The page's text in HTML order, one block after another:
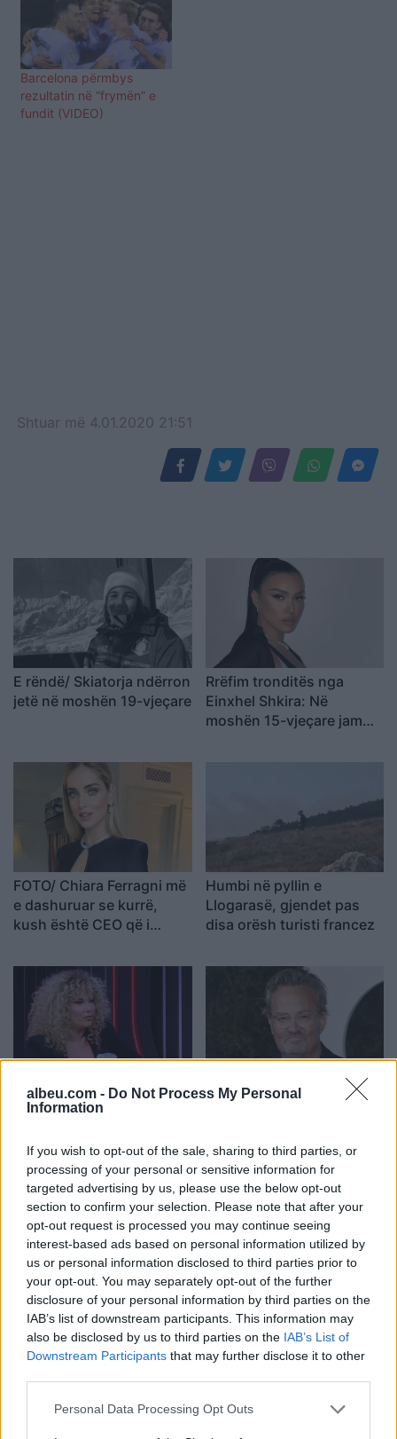
albeu.com - Do Not Process My Personal
Information
If you wish to opt-out of the sale, sharing to third parties, or
processing of your personal or sensitive information for
targeted advertising by us, please use the below opt-out
section to confirm your selection. Please note that after your
opt-out request is processed you may continue seeing
interest-based ads based on personal information utilized by
us or personal information disclosed to third parties prior to
your opt-out. You may separately opt-out of the further
disclosure of your personal information by third parties on the
IAB’s list of downstream participants. This information may
also be disclosed by us to third parties on the IAB’s List of
Downstream Participants that may further disclose it to other
Personal Data Processing Opt Outs
Barcelona përmbys
rezultatin në “frymën” e
fundit (VIDEO)
Shtuar më 4.01.2020 21:51
E rëndë/ Skiatorja ndërron
jetë në moshën 19-vjeçare
Rrëfim tronditës nga
Einxhel Shkira: Në
moshën 15-vjeçare jam…
FOTO/ Chiara Ferragni më
e dashuruar se kurrë,
kush është CEO që i
ndarjes
Humbi në pyllin e
Llogarasë, gjendet pas
disa orësh turisti francez
“U ula në krevat dhe po
qaja”/ Fatma Haxhialiu
shtatzënisë
U akuzua për vdekjen e
Bregu: Bashkëpunimi nuk
është zgjedhje, por
domosdoshmëri …edhe
për brezat e ardhshëm!
Indeksimi i pensioneve/
Sa rriten pagat në qytet
dhe në fshat, ja kush
përfiton
të fundit
Imeri pas takimit Zelensky–